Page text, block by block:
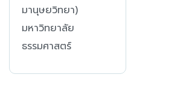
มานุษยวิทยา)
มหาวิทยาลัย
ธรรมศาสตร์